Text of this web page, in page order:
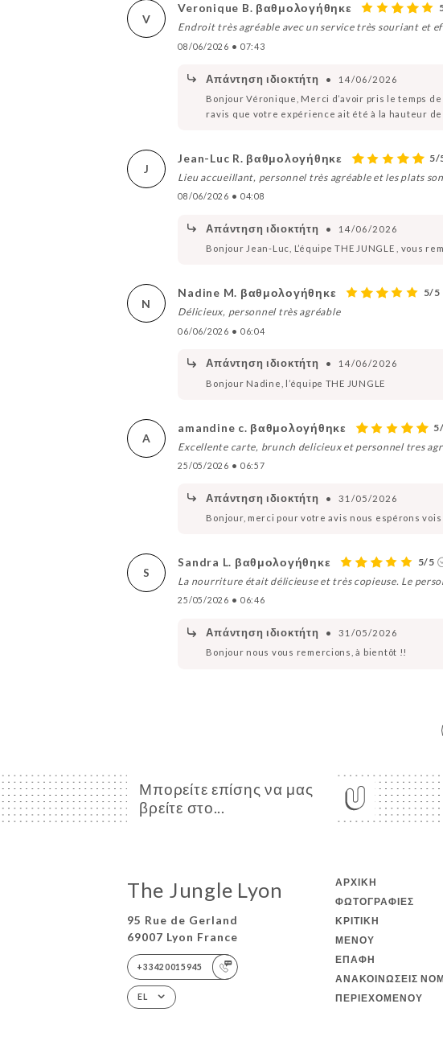
V
Veronique B. βαθμολογήθηκε
Endroit très agréable avec un service très souriant et
08/06/2026 • 07:43
Απάντηση ιδιοκτήτη •
14/06/2026
Bonjour Véronique, Merci d’avoir pris le temps
ravis que votre expérience ait été à la hauteur
J
Jean-Luc R. βαθμολογήθηκε
5/
Lieu accueillant, personnel très agréable et les plats
08/06/2026 • 04:08
Απάντηση ιδιοκτήτη •
14/06/2026
Bonjour Jean-Luc, L’équipe THE JUNGLE , vous
N
Nadine M. βαθμολογήθηκε
5/5
Délicieux, personnel très agréable
06/06/2026 • 06:04
Απάντηση ιδιοκτήτη •
14/06/2026
Bonjour Nadine, l’équipe THE JUNGLE
A
amandine c. βαθμολογήθηκε
Excellente carte, brunch delicieux et personnel tres
25/05/2026 • 06:57
Απάντηση ιδιοκτήτη •
31/05/2026
Bonjour, merci pour votre avis nous espérons
S
Sandra L. βαθμολογήθηκε
5/5
La nourriture était délicieuse et très copieuse. Le
25/05/2026 • 06:46
Απάντηση ιδιοκτήτη •
31/05/2026
Bonjour nous vous remercions, à bientôt !!
Μπορείτε επίσης να μας
βρείτε στο...
The Jungle Lyon
95 Rue de Gerland
69007 Lyon France
+33420015945
EL
ΑΡΧΙΚΉ
ΦΩΤΟΓΡΑΦΊΕΣ
ΚΡΙΤΙΚΉ
ΜΕΝΟΎ
ΕΠΑΦΉ
ΑΝΑΚΟΙΝΏΣΕΙΣ
ΠΕΡΙΕΧΟΜΈΝΟΥ